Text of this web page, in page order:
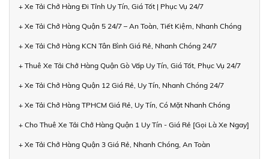
+ Xe Tải Chở Hàng Đi Tỉnh Uy Tín, Giá Tốt | Phục Vụ 24/7
+ Xe Tải Chở Hàng Quận 5 24/7 – An Toàn, Tiết Kiệm, Nhanh Chóng
+ Xe Tải Chở Hàng KCN Tân Bình Giá Rẻ, Nhanh Chóng 24/7
+ Thuê Xe Tải Chở Hàng Quận Gò Vấp Uy Tín, Giá Tốt, Phục Vụ 24/7
+ Xe Tải Chở Hàng Quận 12 Giá Rẻ, Uy Tín, Nhanh Chóng 24/7
+ Xe Tải Chở Hàng TPHCM Giá Rẻ, Uy Tín, Có Mặt Nhanh Chóng
+ Cho Thuê Xe Tải Chở Hàng Quận 1 Uy Tín - Giá Rẻ [Gọi Là Xe Ngay]
+ Xe Tải Chở Hàng Quận 3 Giá Rẻ, Nhanh Chóng, An Toàn